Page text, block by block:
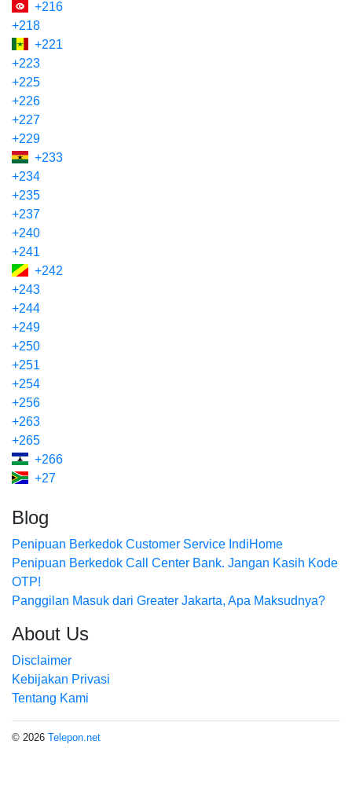
+216
+218
+221
+223
+225
+226
+227
+229
+233
+234
+235
+237
+240
+241
+242
+243
+244
+249
+250
+251
+254
+256
+263
+265
+266
+27
Blog
Penipuan Berkedok Customer Service IndiHome
Penipuan Berkedok Call Center Bank. Jangan Kasih Kode
OTP!
Panggilan Masuk dari Greater Jakarta, Apa Maksudnya?
About Us
Disclaimer
Kebijakan Privasi
Tentang Kami
© 2026 Telepon.net